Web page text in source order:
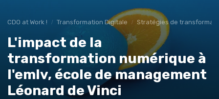
CDO at Work ! Transformation Digitale Stratégies de
L'impact de la
transformation numérique à
l'emlv, école de management
Léonard de Vinci